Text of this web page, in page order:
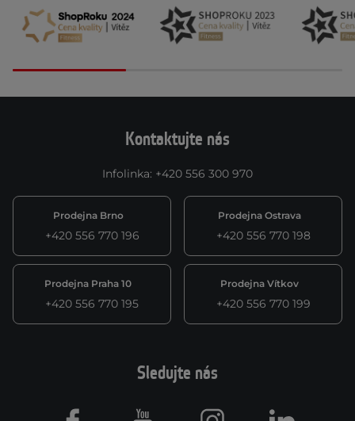
Kontaktujte nás
Infolinka: +420 556 300 970
Prodejna Brno
+420 556 770 196
Prodejna Ostrava
+420 556 770 198
Prodejna Praha 10
+420 556 770 195
Prodejna Vítkov
+420 556 770 199
Sledujte nás